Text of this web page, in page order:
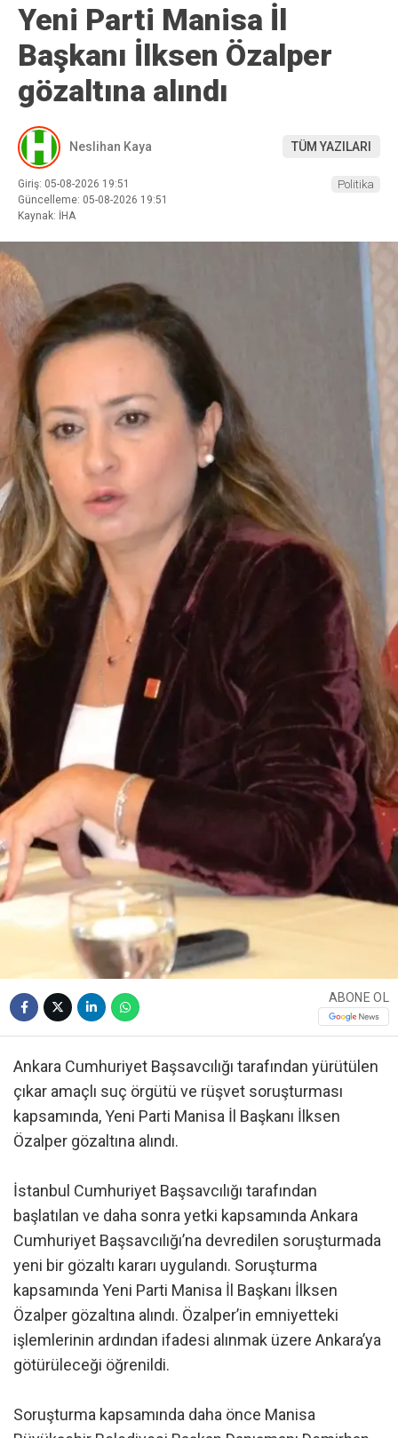
Yeni Parti Manisa İl
Başkanı İlksen Özalper
gözaltına alındı
Neslihan Kaya TÜM YAZILARI
Giriş: 05-08-2026 19:51
Güncelleme: 05-08-2026 19:51
Kaynak: İHA
Politika
ABONE OL
Ankara Cumhuriyet Başsavcılığı tarafından yürütülen
çıkar amaçlı suç örgütü ve rüşvet soruşturması
kapsamında, Yeni Parti Manisa İl Başkanı İlksen
Özalper gözaltına alındı.
İstanbul Cumhuriyet Başsavcılığı tarafından
başlatılan ve daha sonra yetki kapsamında Ankara
Cumhuriyet Başsavcılığı’na devredilen soruşturmada
yeni bir gözaltı kararı uygulandı. Soruşturma
kapsamında Yeni Parti Manisa İl Başkanı İlksen
Özalper gözaltına alındı. Özalper’in emniyetteki
işlemlerinin ardından ifadesi alınmak üzere Ankara’ya
götürüleceği öğrenildi.
Soruşturma kapsamında daha önce Manisa